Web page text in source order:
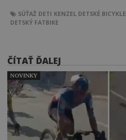
SÚŤAŽ DETI KENZEL DETSKÉ BICYKLE
DETSKÝ FATBIKE
ČÍTAŤ ĎALEJ
NOVINKY